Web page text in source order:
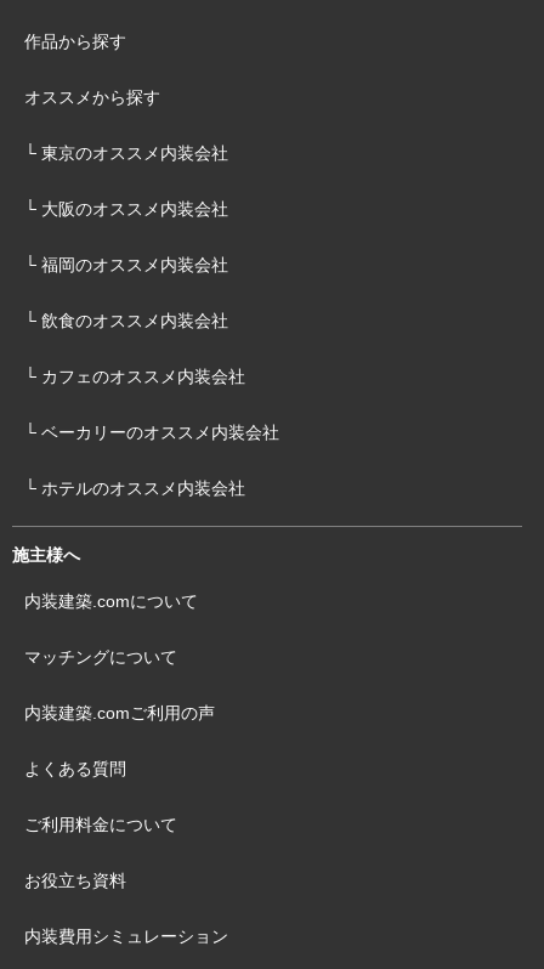
作品から探す
オススメから探す
└ 東京のオススメ内装会社
└ 大阪のオススメ内装会社
└ 福岡のオススメ内装会社
└ 飲食のオススメ内装会社
└ カフェのオススメ内装会社
└ ベーカリーのオススメ内装会社
└ ホテルのオススメ内装会社
施主様へ
内装建築.comについて
マッチングについて
内装建築.comご利用の声
よくある質問
ご利用料金について
お役立ち資料
内装費用シミュレーション